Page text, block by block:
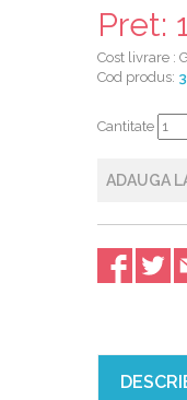
Pret:
Cost livrare :
Cod produs:
Cantitate
ADAUGA